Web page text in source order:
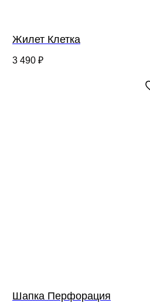
Жилет Клетка
3 490 ₽
Шапка Перфорация